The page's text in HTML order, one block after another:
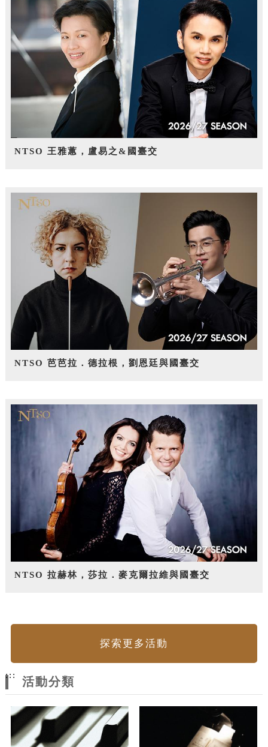
NTSO 王雅蕙，盧易之&國臺交
NTSO 芭芭拉．德拉根，劉恩廷與國臺交
NTSO 拉赫林，莎拉．麥克爾拉維與國臺交
探索更多活動
:::
活動分類